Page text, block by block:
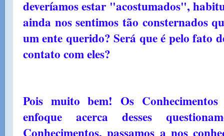
deveríamos estar "acostumados",
ainda nos sentimos tão consternados
um ente querido? Será que é pelo fato
contato com eles?
Pois muito bem! Os
enfoque acerca desses
Conhecimentos, passamos a nos